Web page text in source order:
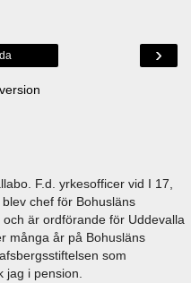
›
F.d. yrkesofficer vid I 17,
chef för Bohusläns
är ordförande för Uddevalla
många år på Bohusläns
som
i pension.